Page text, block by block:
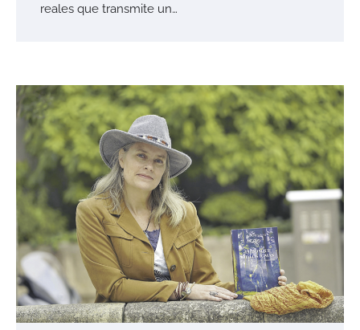
reales que transmite un…